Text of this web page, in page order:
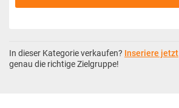
In dieser Kategorie verkaufen? Inseriere jetzt
genau die richtige Zielgruppe!